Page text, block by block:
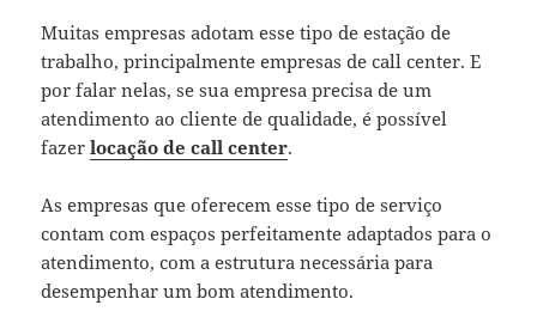
Muitas empresas adotam esse tipo de estação de
trabalho, principalmente empresas de call center. E
por falar nelas, se sua empresa precisa de um
atendimento ao cliente de qualidade, é possível
fazerlocação de call center.
As empresas que oferecem esse tipo de serviço
contam com espaços perfeitamente adaptados para o
atendimento, com a estrutura necessária para
desempenhar um bom atendimento.